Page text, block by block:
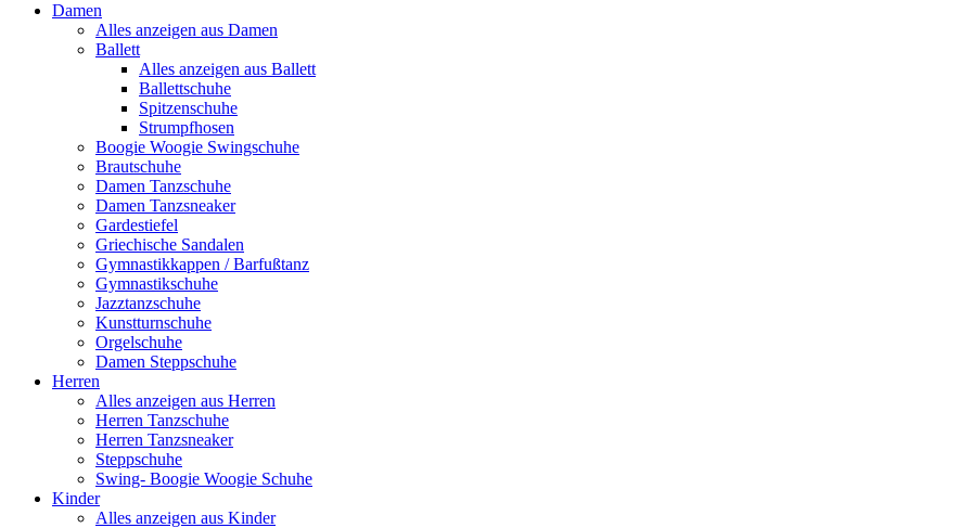
Damen
Alles anzeigen aus Damen
Ballett
Alles anzeigen aus Ballett
Ballettschuhe
Spitzenschuhe
Strumpfhosen
Boogie Woogie Swingschuhe
Brautschuhe
Damen Tanzschuhe
Damen Tanzsneaker
Gardestiefel
Griechische Sandalen
Gymnastikkappen / Barfußtanz
Gymnastikschuhe
Jazztanzschuhe
Kunstturnschuhe
Orgelschuhe
Damen Steppschuhe
Herren
Alles anzeigen aus Herren
Herren Tanzschuhe
Herren Tanzsneaker
Steppschuhe
Swing- Boogie Woogie Schuhe
Kinder
Alles anzeigen aus Kinder